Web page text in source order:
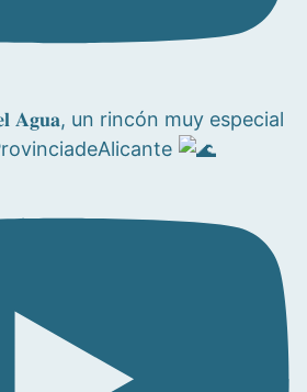
𝐀𝐠𝐮𝐚, un rincón muy especial